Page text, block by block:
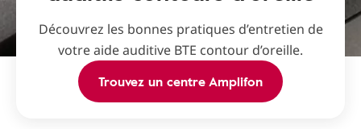
Découvrez les bonnes pratiques d’entretien de
votre aide auditive BTE contour d’oreille.
Trouvez un centre Amplifon